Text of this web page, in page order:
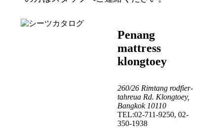
Penang
mattress
klongtoey
260/26 Rimtang rodfier-
tahreua Rd. Klongtoey,
Bangkok 10110
TEL:02-711-9250, 02-
350-1938